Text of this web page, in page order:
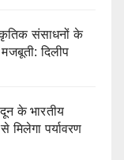
संसाधनों के
दिलीप
के भारतीय
मिलेगा पर्यावरण